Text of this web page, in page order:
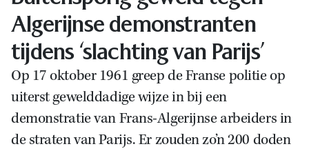
Algerijnse demonstranten
tijdens ‘slachting van Parijs’
Op 17 oktober 1961 greep de Franse politie op
uiterst gewelddadige wijze in bij een
demonstratie van Frans-Algerijnse arbeiders in
de straten van Parijs. Er zouden zo’n 200 doden